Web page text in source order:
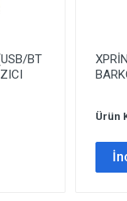
BT
Ürün